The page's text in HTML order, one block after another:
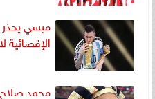
ميسي يحذر
الإقصائية
محمد